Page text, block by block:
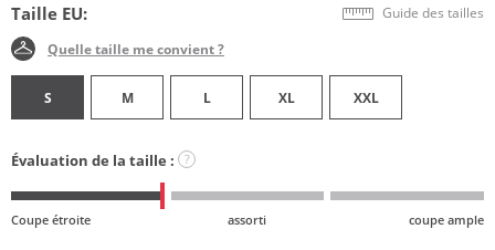
Taille EU: Guide des tailles
Quelle taille me convient ?
S M L XL XXL
Évaluation de la taille : ?
Coupe étroite assorti coupe ample